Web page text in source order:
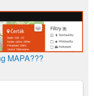
MAPA???